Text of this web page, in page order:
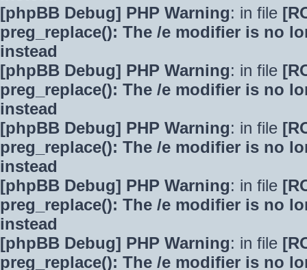
[phpBB Debug] PHP Warning: in file
preg_replace(): The /e modifier is no
instead
[phpBB Debug] PHP Warning: in file
preg_replace(): The /e modifier is no
instead
[phpBB Debug] PHP Warning: in file
preg_replace(): The /e modifier is no
instead
[phpBB Debug] PHP Warning: in file
preg_replace(): The /e modifier is no
instead
[phpBB Debug] PHP Warning: in file
preg_replace(): The /e modifier is no